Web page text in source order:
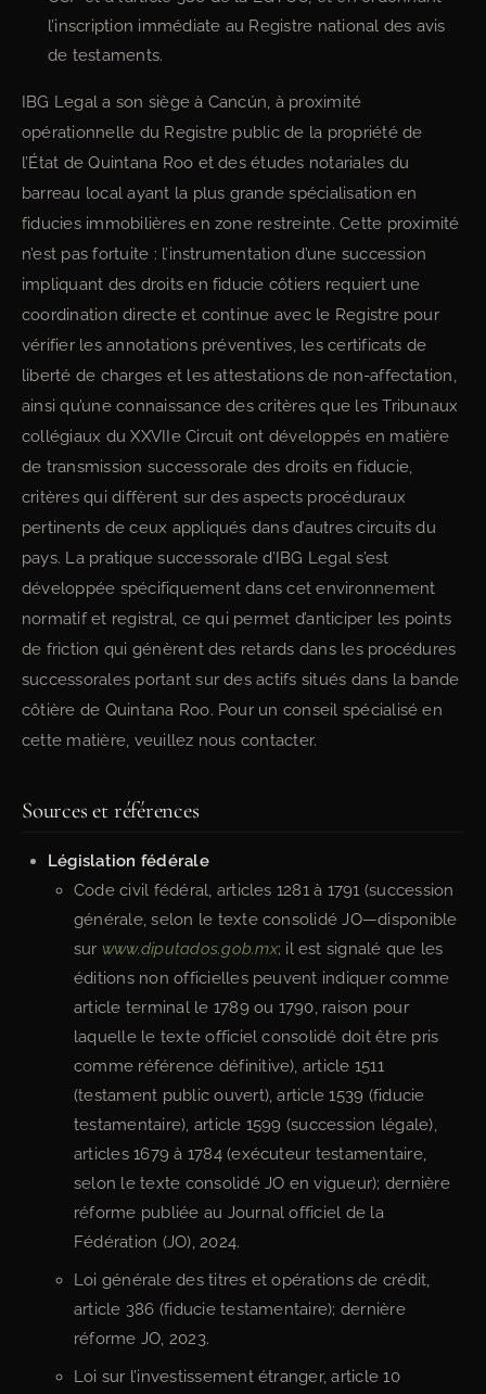
l’inscription immédiate au Registre national des avis
de testaments.
IBG Legal a son siège à Cancún, à proximité
opérationnelle du Registre public de la propriété de
l’État de Quintana Roo et des études notariales du
barreau local ayant la plus grande spécialisation en
fiducies immobilières en zone restreinte. Cette proximité
n’est pas fortuite : l’instrumentation d’une succession
impliquant des droits en fiducie côtiers requiert une
coordination directe et continue avec le Registre pour
vérifier les annotations préventives, les certificats de
liberté de charges et les attestations de non-affectation,
ainsi qu’une connaissance des critères que les Tribunaux
collégiaux du XXVIIe Circuit ont développés en matière
de transmission successorale des droits en fiducie,
critères qui diffèrent sur des aspects procéduraux
pertinents de ceux appliqués dans d’autres circuits du
pays. La pratique successorale d’IBG Legal s’est
développée spécifiquement dans cet environnement
normatif et registral, ce qui permet d’anticiper les points
de friction qui génèrent des retards dans les procédures
successorales portant sur des actifs situés dans la bande
côtière de Quintana Roo. Pour un conseil spécialisé en
cette matière, veuillez nous contacter.
Sources et références
Législation fédérale
Code civil fédéral, articles 1281 à 1791 (succession
générale, selon le texte consolidé JO—disponible
sur www.diputados.gob.mx; il est signalé que les
éditions non officielles peuvent indiquer comme
article terminal le 1789 ou 1790, raison pour
laquelle le texte officiel consolidé doit être pris
comme référence définitive), article 1511
(testament public ouvert), article 1539 (fiducie
testamentaire), article 1599 (succession légale),
articles 1679 à 1784 (exécuteur testamentaire,
selon le texte consolidé JO en vigueur); dernière
réforme publiée au Journal officiel de la
Fédération (JO), 2024.
Loi générale des titres et opérations de crédit,
article 386 (fiducie testamentaire); dernière
réforme JO, 2023.
Loi sur l’investissement étranger, article 10